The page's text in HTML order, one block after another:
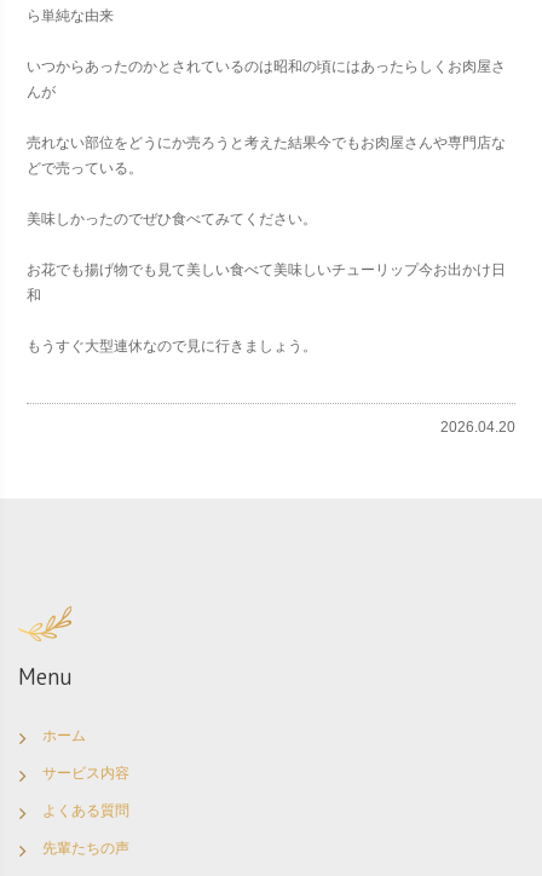
ら単純な由来
いつからあったのかとされているのは昭和の頃にはあったらしくお肉屋さ
んが
売れない部位をどうにか売ろうと考えた結果今でもお肉屋さんや専門店な
どで売っている。
美味しかったのでぜひ食べてみてください。
お花でも揚げ物でも見て美しい食べて美味しいチューリップ今お出かけ日
和
もうすぐ大型連休なので見に行きましょう。
2026.04.20
Menu
ホーム
サービス内容
よくある質問
先輩たちの声